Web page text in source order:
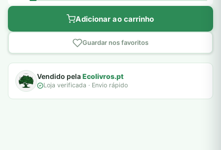
Adicionar ao carrinho
Guardar nos favoritos
Vendido pelaEcolivros.pt
Loja verificada · Envio rápido